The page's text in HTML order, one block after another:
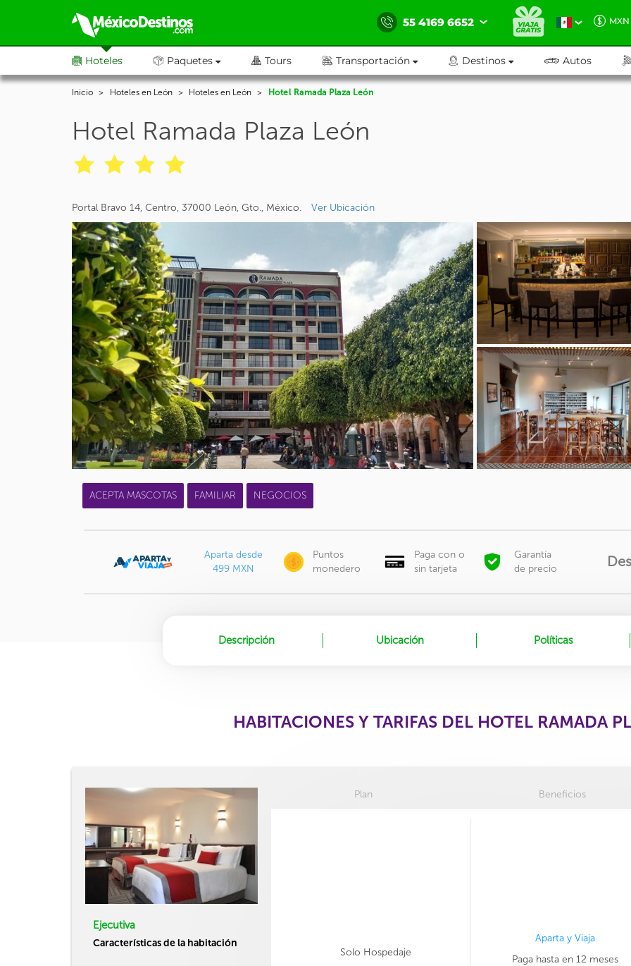
55 4169 6652 MXN
Hoteles Paquetes Tours Transportación Destinos Autos
Inicio Hoteles en León Hoteles en León Hotel Ramada Plaza León
Hotel Ramada Plaza León
Portal Bravo 14, Centro, 37000 León, Gto., México. Ver Ubicación
ACEPTA MASCOTAS FAMILIAR NEGOCIOS
Aparta desde
499 MXN
Puntos
monedero
Paga con o
sin tarjeta
Garantía
de precio
Descripción Ubicación Políticas
HABITACIONES Y TARIFAS DEL HOTEL RAMADA
Ejecutiva
Características de la habitación
Plan Beneficios
Solo Hospedaje
Aparta y Viaja
Paga hasta en 12 meses